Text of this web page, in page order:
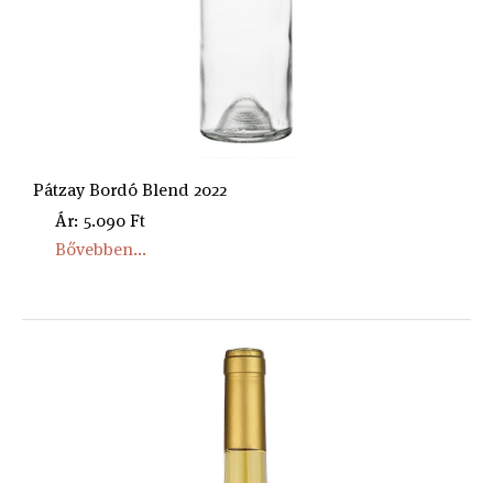
Pátzay Bordó Blend 2022
Ár: 5.090 Ft
Bővebben...